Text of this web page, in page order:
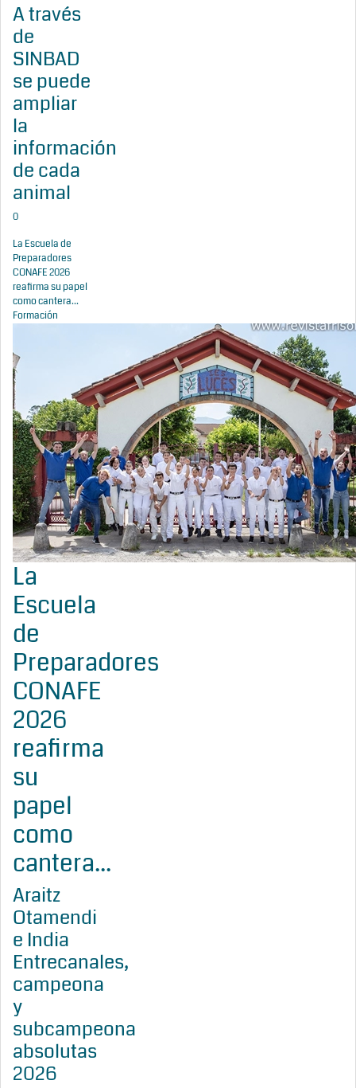
A través
de
SINBAD
se puede
ampliar
la
información
de cada
animal
0
La Escuela de
Preparadores
CONAFE 2026
reafirma su papel
como cantera...
Formación
La
Escuela
de
Preparadores
CONAFE
2026
reafirma
su
papel
como
cantera...
Araitz
Otamendi
e India
Entrecanales,
campeona
y
subcampeona
absolutas
2026